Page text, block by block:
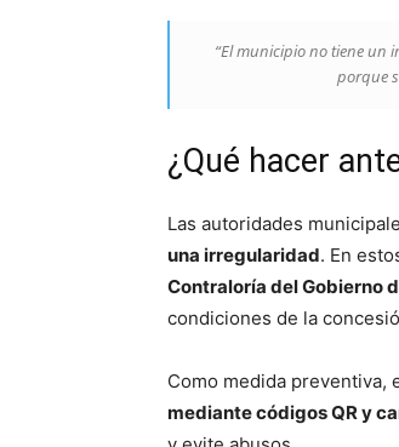
“El municipio no tiene un
porque
¿Qué hacer
Las autoridades
una irregularidad. En
Contraloría del Gobierno
condiciones de la
Como medida preventiva,
mediante códigos QR y